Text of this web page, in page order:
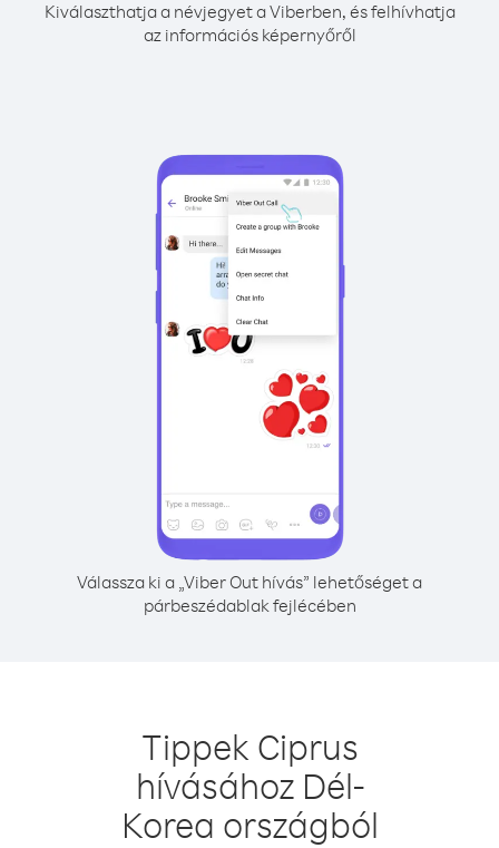
Kiválaszthatja a névjegyet a Viberben, és felhívhatja
az információs képernyőről
Válassza ki a „Viber Out hívás” lehetőséget a
párbeszédablak fejlécében
Tippek Ciprus
hívásához Dél-
Korea országból